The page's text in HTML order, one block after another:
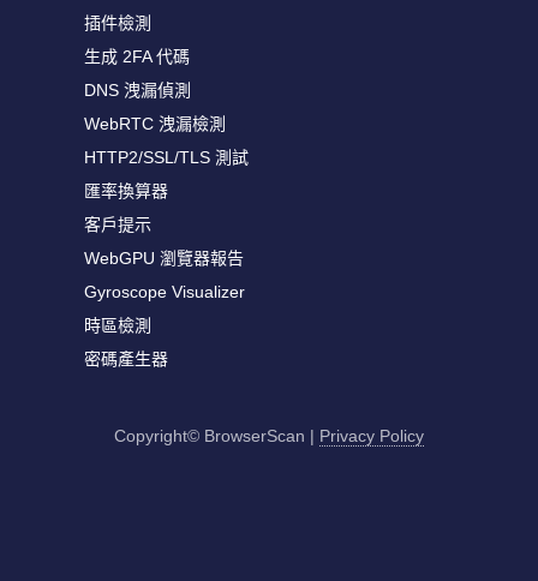
插件檢測
生成 2FA 代碼
DNS 洩漏偵測
WebRTC 洩漏檢測
HTTP2/SSL/TLS 測試
匯率換算器
客戶提示
WebGPU 瀏覽器報告
Gyroscope Visualizer
時區檢測
密碼產生器
Copyright© BrowserScan | Privacy Policy